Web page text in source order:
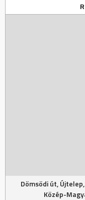
Dömsödi út,
Közép-